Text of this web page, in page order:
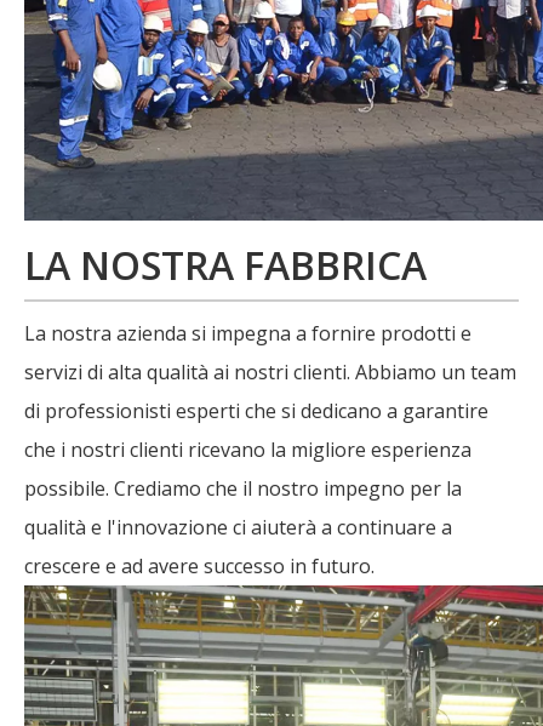
LA NOSTRA FABBRICA
La nostra azienda si impegna a fornire prodotti e
servizi di alta qualità ai nostri clienti. Abbiamo un team
di professionisti esperti che si dedicano a garantire
che i nostri clienti ricevano la migliore esperienza
possibile. Crediamo che il nostro impegno per la
qualità e l'innovazione ci aiuterà a continuare a
crescere e ad avere successo in futuro.